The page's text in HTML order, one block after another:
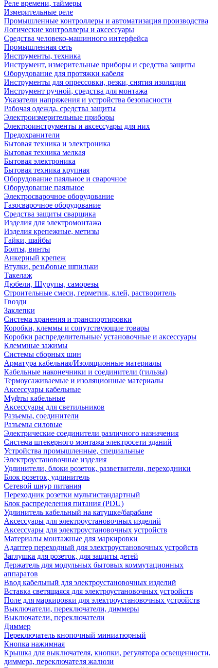
Реле времени, таймеры
Измерительные реле
Промышленные контроллеры и автоматизация производства
Логические контроллеры и аксессуары
Средства человеко-машинного интерфейса
Промышленная сеть
Инструменты, техника
Инструмент, измерительные приборы и средства защиты
Оборудование для протяжки кабеля
Инструменты для опрессовки, резки, снятия изоляции
Инструмент ручной, средства для монтажа
Указатели напряжения и устройства безопасности
Рабочая одежда, средства защиты
Электроизмерительные приборы
Электроинструменты и аксессуары для них
Предохранители
Бытовая техника и электроника
Бытовая техника мелкая
Бытовая электроника
Бытовая техника крупная
Оборудование паяльное и сварочное
Оборудование паяльное
Электросварочное оборудование
Газосварочное оборудование
Средства защиты сварщика
Изделия для электромонтажа
Изделия крепежные, метизы
Гайки, шайбы
Болты, винты
Анкерный крепеж
Втулки, резьбовые шпильки
Такелаж
Дюбели, Шурупы, саморезы
Строительные смеси, герметик, клей, растворитель
Гвозди
Заклепки
Система хранения и транспортировки
Коробки, клеммы и сопутствующие товары
Коробки распределительные/ установочные и аксессуары
Клеммные зажимы
Системы сборных шин
Арматура кабельная/Изоляционные материалы
Кабельные наконечники и соединители (гильзы)
Термоусаживаемые и изоляционные материалы
Аксессуары кабельные
Муфты кабельные
Аксессуары для светильников
Разъемы, соединители
Разъемы силовые
Электрические соединители различного назначения
Система штекерного монтажа электросети зданий
Устройства промышленные, специальные
Электроустановочные изделия
Удлинители, блоки розеток, разветвители, переходники
Блок розеток, удлинитель
Сетевой шнур питания
Переходник розетки мультистандартный
Блок распределения питания (PDU)
Удлинитель кабельный на катушке/барабане
Аксессуары для электроустановочных изделий
Аксессуары для электроустановочных устройств
Материалы монтажные для маркировки
Адаптер переходный для электроустановочных устройств
Заглушка для розеток, для защиты детей
Держатель для модульных бытовых коммутационных
аппаратов
Ввод кабельный для электроустановочных изделий
Вставка светящаяся для электроустановочных устройств
Поле для маркировки для электроустановочных устройств
Выключатели, переключатели, диммеры
Выключатели, переключатели
Диммер
Переключатель кнопочный миниатюрный
Кнопка нажимная
Крышка для выключателя, кнопки, регулятора освещенности,
диммера, переключателя жалюзи